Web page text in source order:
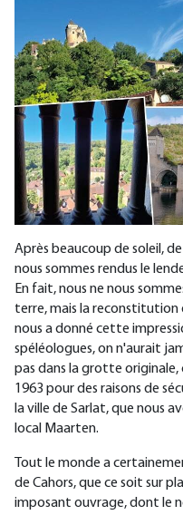
Après beaucoup de soleil,
nous sommes rendus le
En fait, nous ne nous
terre, mais la reconstitution
nous a donné cette
spéléologues, on n'aurait
pas dans la grotte originale,
1963 pour des raisons de
la ville de Sarlat, que nous
local Maarten.
Tout le monde a
de Cahors, que ce soit sur
imposant ouvrage, dont le